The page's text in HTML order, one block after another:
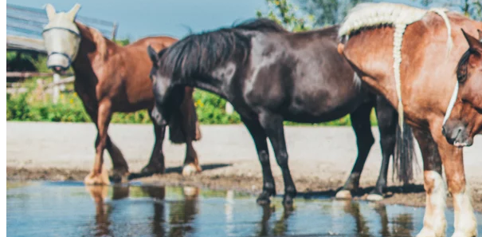
verzorging
lees meer over verzorging
> huid en haar
> hoefverzorging
> borstels van Cappall
> borstels van Borstiq
> eerste hulp
> etherische olie
maak zelf verzorgingsspray
wanneer welke klei?
voeten
hoefschoen passervice
productoverzicht
hoefverzorging